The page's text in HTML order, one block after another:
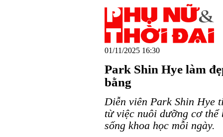
01/11/2025 16:30
Park Shin Hye làm
bằng
Diễn viên Park Shin Hye
từ việc nuôi dưỡng cơ
sống khoa học mỗi ngày.